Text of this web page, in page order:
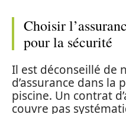
Choisir
pour la sécurité
Il est déconseillé de
d’assurance dans
piscine. Un contrat
couvre pas